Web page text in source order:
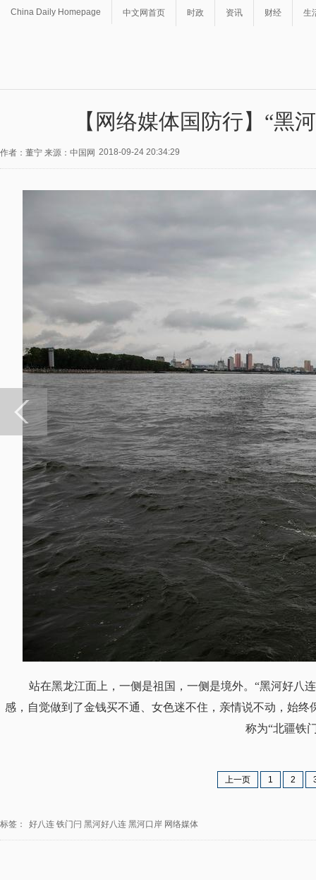
China Daily Homepage 中文网首页 时政 资讯 财经 生
【网络媒体国防行】“黑
作者：董宁 来源：中国网 2018-09-24 20:34:29
站在黑龙江面上，一侧是祖国，一侧是境外。“黑河好八
感，自觉做到了金钱买不通、女色迷不住，亲情说不动，始
称为“北疆铁
上一页 1 2
标签： 好八连 铁门闩 黑河好八连 黑河口岸 网络媒体